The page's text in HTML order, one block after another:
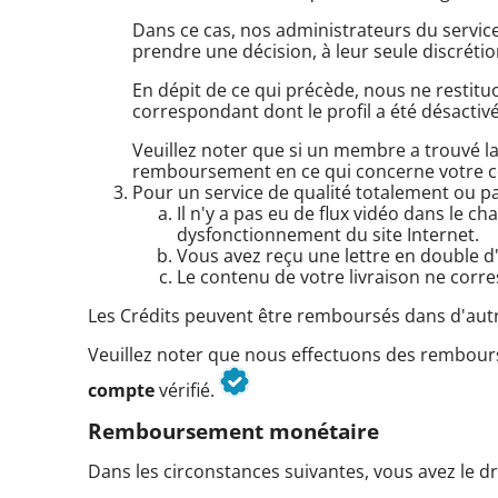
Dans ce cas, nos administrateurs du
prendre une décision, à leur seule
En dépit de ce qui précède, nous ne
correspondant dont le profil a été
Veuillez noter que si un membre a trouvé
remboursement en ce qui concerne votre
Pour un service de qualité totalement ou
Il n'y a pas eu de flux vidéo dans le
dysfonctionnement du site Internet.
Vous avez reçu une lettre en double
Le contenu de votre livraison ne
Les Crédits peuvent être remboursés dans
Veuillez noter que nous effectuons des
comptevérifié.
Remboursement monétaire
Dans les circonstances suivantes, vous avez